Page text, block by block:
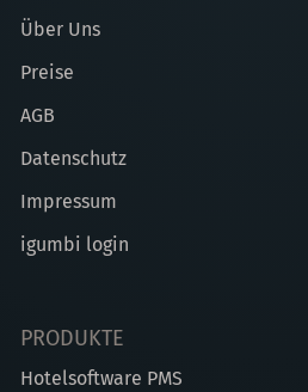
Über Uns
Preise
AGB
Datenschutz
Impressum
igumbi login
PRODUKTE
Hotelsoftware PMS